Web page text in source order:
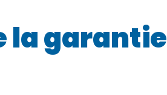
la garantie